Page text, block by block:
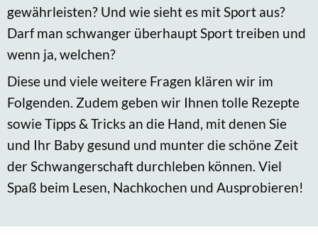
gewährleisten? Und wie sieht es mit Sport aus?
Darf man schwanger überhaupt Sport treiben und
wenn ja, welchen?
Diese und viele weitere Fragen klären wir im
Folgenden. Zudem geben wir Ihnen tolle Rezepte
sowie Tipps & Tricks an die Hand, mit denen Sie
und Ihr Baby gesund und munter die schöne Zeit
der Schwangerschaft durchleben können. Viel
Spaß beim Lesen, Nachkochen und Ausprobieren!